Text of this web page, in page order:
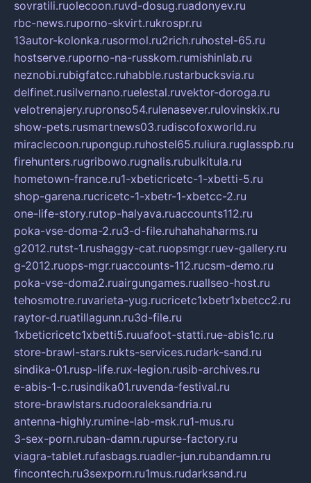
sovratili.ruolecoon.ruvd-dosug.ruadonyev.ru
rbc-news.ruporno-skvirt.rukrospr.ru
13autor-kolonka.rusormol.ru2rich.ruhostel-65.ru
hostserve.ruporno-na-russkom.rumishinlab.ru
neznobi.rubigfatcc.ruhabble.rustarbucksvia.ru
delfinet.rusilvernano.ruelestal.ruvektor-doroga.ru
velotrenajery.rupronso54.rulenasever.rulovinskix.ru
show-pets.rusmartnews03.rudiscofoxworld.ru
miraclecoon.rupongup.ruhostel65.ruliura.ruglasspb.ru
firehunters.rugribowo.rugnalis.rubulkitula.ru
hometown-france.ru1-xbeticricetc-1-xbetti-5.ru
shop-garena.rucricetc-1-xbetr-1-xbetcc-2.ru
one-life-story.rutop-halyava.ruaccounts112.ru
poka-vse-doma-2.ru3-d-file.ruhahahaharms.ru
g2012.rutst-1.rushaggy-cat.ruopsmgr.ruev-gallery.ru
g-2012.ruops-mgr.ruaccounts-112.rucsm-demo.ru
poka-vse-doma2.ruairgungames.ruallseo-host.ru
tehosmotre.ruvarieta-yug.rucricetc1xbetr1xbetcc2.ru
raytor-d.ruatillagunn.ru3d-file.ru
1xbeticricetc1xbetti5.ruuafoot-statti.rue-abis1c.ru
store-brawl-stars.rukts-services.rudark-sand.ru
sindika-01.rusp-life.rux-legion.rusib-archives.ru
e-abis-1-c.rusindika01.ruvenda-festival.ru
store-brawlstars.rudooraleksandria.ru
antenna-highly.rumine-lab-msk.ru1-mus.ru
3-sex-porn.ruban-damn.rupurse-factory.ru
viagra-tablet.rufasbags.ruadler-jun.rubandamn.ru
fincontech.ru3sexporn.ru1mus.rudarksand.ru